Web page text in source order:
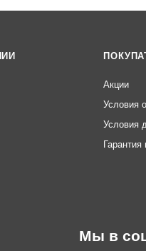
Акции
Условия
Условия
Гарантия
Мы в